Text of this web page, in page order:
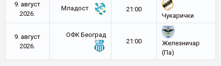
9. август
2026.
Младост
21:00
Чукарички
9. август
2026.
ОФК Београд
21:00
Железничар
(Па)